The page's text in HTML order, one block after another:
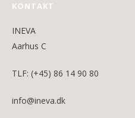
KONTAKT
INEVA
Aarhus C
TLF: (+45) 86 14 90 80
info@ineva.dk